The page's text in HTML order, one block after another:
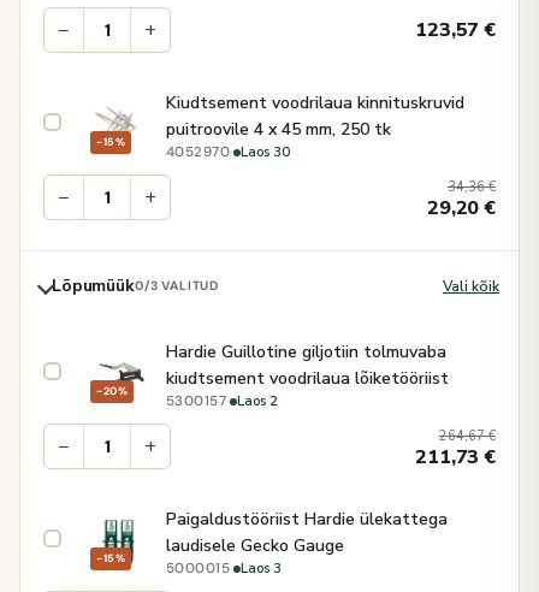
− + 123,57€
−15%
Kiudtsement voodrilaua kinnituskruvid
puitroovile 4 x 45 mm, 250 tk
4052970· Laos 30
− + 34,36€
29,20€
Lõpumüük0/3 VALITUD Vali kõik
−20%
Hardie Guillotine giljotiin tolmuvaba
kiudtsement voodrilaua lõiketööriist
5300157· Laos 2
− + 264,67€
211,73€
−15%
Paigaldustööriist Hardie ülekattega
laudisele Gecko Gauge
5000015· Laos 3